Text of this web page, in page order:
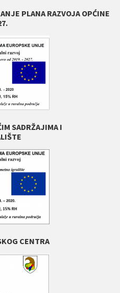
PLANA RAZVOJA OPĆINE
SADRŽAJIMA I
CENTRA